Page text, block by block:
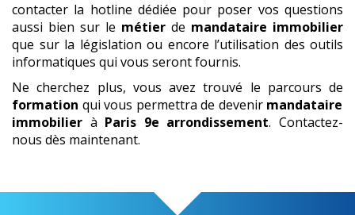
contacter la hotline dédiée pour poser vos questions
aussi bien sur le métier de mandataire immobilier
que sur la législation ou encore l’utilisation des outils
informatiques qui vous seront fournis.
Ne cherchez plus, vous avez trouvé le parcours de
formation qui vous permettra de devenir mandataire
immobilier à Paris 9e arrondissement. Contactez-
nous dès maintenant.